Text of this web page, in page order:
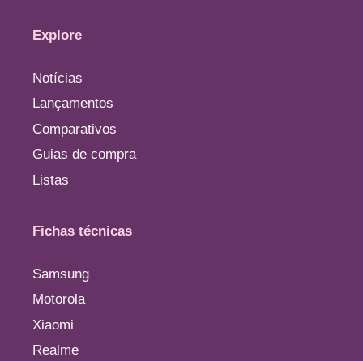
Explore
Notícias
Lançamentos
Comparativos
Guias de compra
Listas
Fichas técnicas
Samsung
Motorola
Xiaomi
Realme